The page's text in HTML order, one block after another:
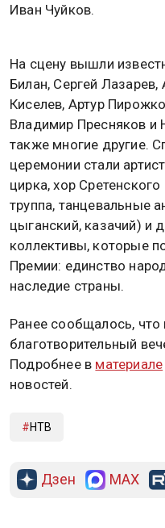
Иван Чуйков.
На сцену вышли
Билан, Сергей
Киселев, Артур
Владимир Пресняков и
также многие другие.
церемонии стали
цирка, хор
труппа, танцевальные
цыганский, казачий) и
коллективы, которые
Премии: единство
наследие страны.
Ранее сообщалось,
благотворительный
Подробнее в материале
новостей.
НТВ
Дзен MAX